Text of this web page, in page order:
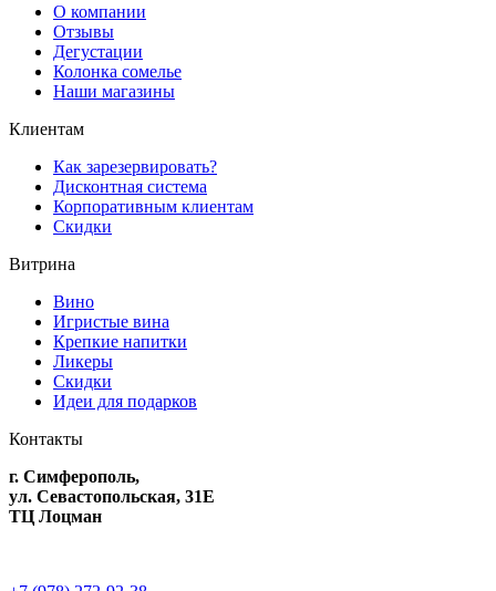
О компании
Отзывы
Дегустации
Колонка сомелье
Наши магазины
Клиентам
Как зарезервировать?
Дисконтная система
Корпоративным клиентам
Скидки
Витрина
Вино
Игристые вина
Крепкие напитки
Ликеры
Скидки
Идеи для подарков
Контакты
г. Симферополь,
ул. Севастопольская, 31Е
ТЦ Лоцман